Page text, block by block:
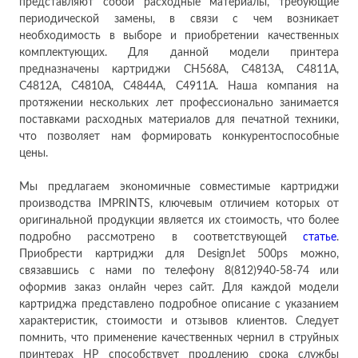
представляют собой расходные материалы, требующие
периодической замены, в связи с чем возникает
необходимость в выборе и приобретении качественных
комплектующих. Для данной модели принтера
предназначены картриджи CH568A, C4813A, C4811A,
C4812A, C4810A, C4844A, C4911A. Наша компания на
протяжении нескольких лет профессионально занимается
поставками расходных материалов для печатной техники,
что позволяет нам формировать конкурентоспособные
цены.
Мы предлагаем экономичные совместимые картриджи
производства IMPRINTS, ключевым отличием которых от
оригинальной продукции является их стоимость, что более
подробно рассмотрено в соответствующей статье.
Приобрести картриджи для DesignJet 500ps можно,
связавшись с нами по телефону 8(812)940-58-74 или
оформив заказ онлайн через сайт. Для каждой модели
картриджа представлено подробное описание с указанием
характеристик, стоимости и отзывов клиентов. Следует
помнить, что применение качественных чернил в струйных
принтерах HP способствует продлению срока службы